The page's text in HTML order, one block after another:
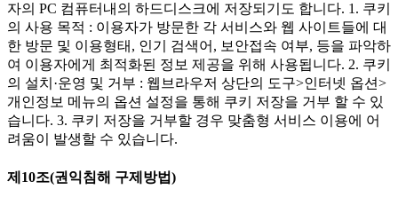
자의 PC 컴퓨터내의 하드디스크에 저장되기도 합니다. 1. 쿠키
의 사용 목적 : 이용자가 방문한 각 서비스와 웹 사이트들에 대
한 방문 및 이용형태, 인기 검색어, 보안접속 여부, 등을 파악하
여 이용자에게 최적화된 정보 제공을 위해 사용됩니다. 2. 쿠키
의 설치·운영 및 거부 : 웹브라우저 상단의 도구>인터넷 옵션>
개인정보 메뉴의 옵션 설정을 통해 쿠키 저장을 거부 할 수 있
습니다. 3. 쿠키 저장을 거부할 경우 맞춤형 서비스 이용에 어
려움이 발생할 수 있습니다.
제10조(권익침해 구제방법)